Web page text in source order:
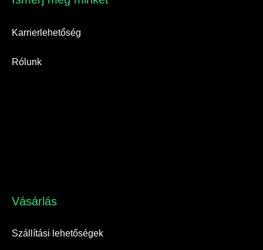
Karrierlehetőség
Rólunk
Vásárlás​
Szállítási lehetőségek